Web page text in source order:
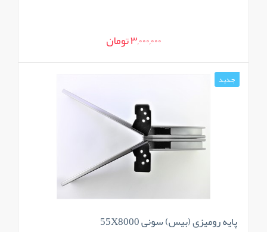
3,000,000 تومان
جدید
پایه رومیزی (بیس) سونی 55X8000